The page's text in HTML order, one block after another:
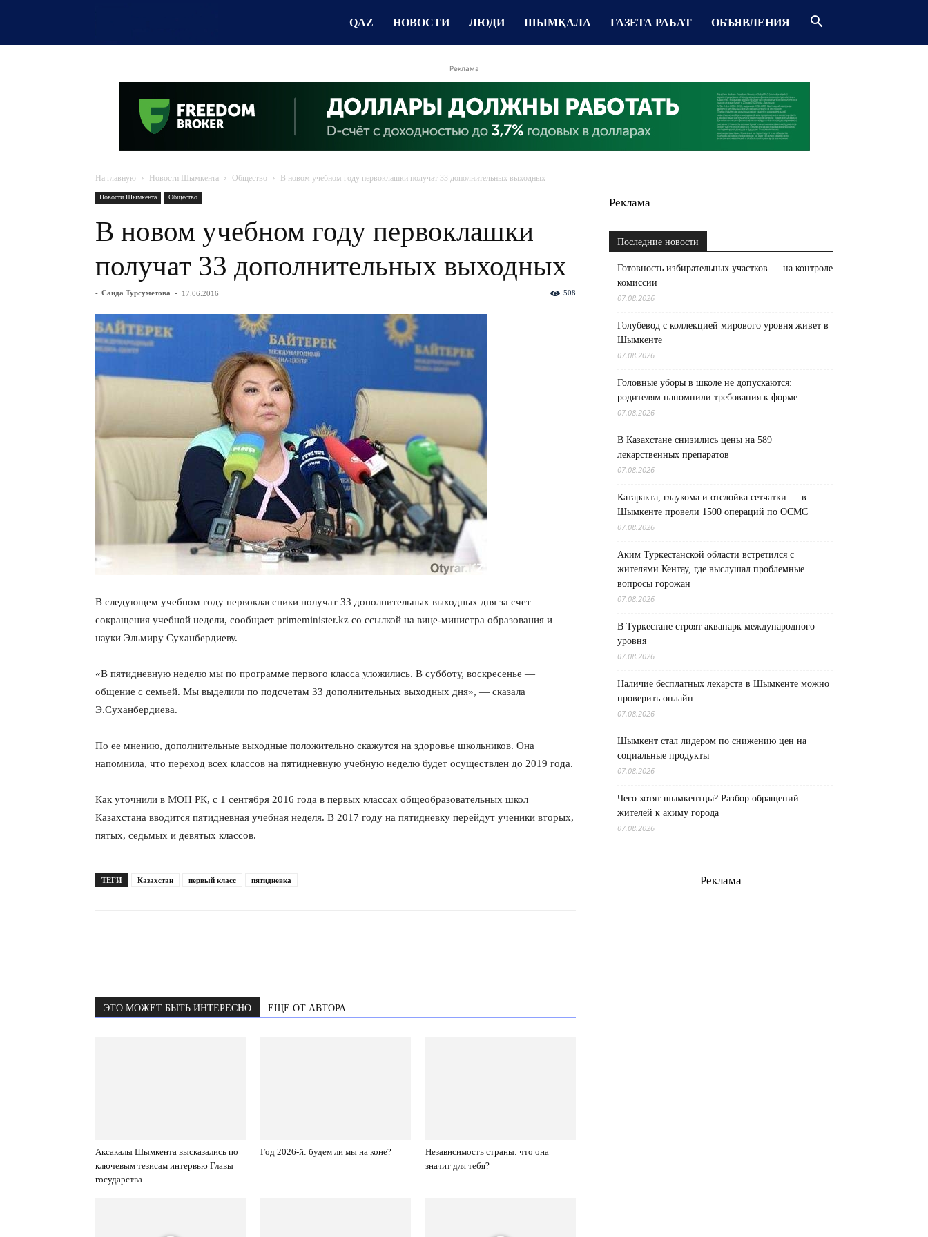
QAZ НОВОСТИ ЛЮДИ ШЫМҚАЛА ГАЗЕТА РАБАТ ОБЪЯВЛЕНИЯ
Реклама
На главную Новости Шымкента Общество В новом учебном году первоклашки получат 33 дополнительных выходных
Новости Шымкента Общество
В новом учебном году первоклашки
получат 33 дополнительных выходных
- Саида Турсуметова - 17.06.2016 508
В следующем учебном году первоклассники получат 33 дополнительных выходных дня за счет
сокращения учебной недели, сообщает primeminister.kz со ссылкой на вице-министра образования и
науки Эльмиру Суханбердиеву.
«В пятидневную неделю мы по программе первого класса уложились. В субботу, воскресенье —
общение с семьей. Мы выделили по подсчетам 33 дополнительных выходных дня», — сказала
Э.Суханбердиева.
По ее мнению, дополнительные выходные положительно скажутся на здоровье школьников. Она
напомнила, что переход всех классов на пятидневную учебную неделю будет осуществлен до 2019 года.
Как уточнили в МОН РК, с 1 сентября 2016 года в первых классах общеобразовательных школ
Казахстана вводится пятидневная учебная неделя. В 2017 году на пятидневку перейдут ученики вторых,
пятых, седьмых и девятых классов.
ТЕГИ Казахстан первый класс пятидневка
ЭТО МОЖЕТ БЫТЬ ИНТЕРЕСНО ЕЩЕ ОТ АВТОРА
Аксакалы Шымкента высказались по
ключевым тезисам интервью Главы
государства
Год 2026-й: будем ли мы на коне?
Независимость страны: что она
значит для тебя?
Реклама
Последние новости
Готовность избирательных участков — на контроле
комиссии
07.08.2026
Голубевод с коллекцией мирового уровня живет в
Шымкенте
07.08.2026
Головные уборы в школе не допускаются:
родителям напомнили требования к форме
07.08.2026
В Казахстане снизились цены на 589
лекарственных препаратов
07.08.2026
Катаракта, глаукома и отслойка сетчатки — в
Шымкенте провели 1500 операций по ОСМС
07.08.2026
Аким Туркестанской области встретился с
жителями Кентау, где выслушал проблемные
вопросы горожан
07.08.2026
В Туркестане строят аквапарк международного
уровня
07.08.2026
Наличие бесплатных лекарств в Шымкенте можно
проверить онлайн
07.08.2026
Шымкент стал лидером по снижению цен на
социальные продукты
07.08.2026
Чего хотят шымкентцы? Разбор обращений
жителей к акиму города
07.08.2026
Реклама